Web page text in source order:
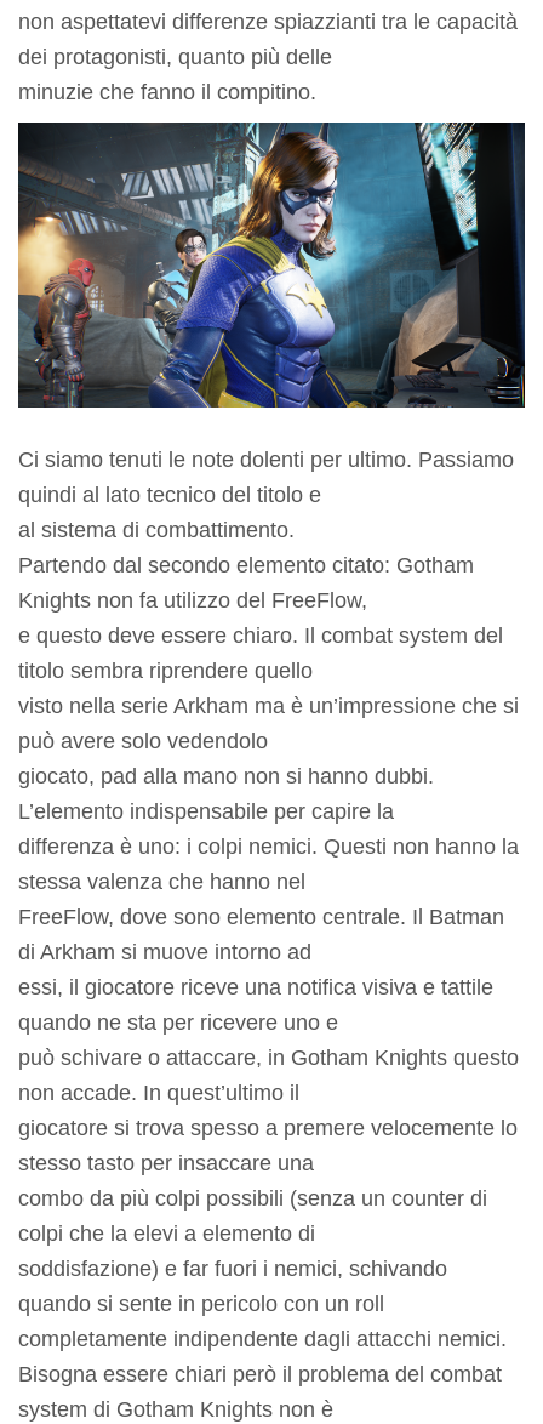
non aspettatevi differenze spiazzianti tra le capacità
dei protagonisti, quanto più delle
minuzie che fanno il compitino.
Ci siamo tenuti le note dolenti per ultimo. Passiamo
quindi al lato tecnico del titolo e
al sistema di combattimento.
Partendo dal secondo elemento citato: Gotham
Knights non fa utilizzo del FreeFlow,
e questo deve essere chiaro. Il combat system del
titolo sembra riprendere quello
visto nella serie Arkham ma è un’impressione che si
può avere solo vedendolo
giocato, pad alla mano non si hanno dubbi.
L’elemento indispensabile per capire la
differenza è uno: i colpi nemici. Questi non hanno la
stessa valenza che hanno nel
FreeFlow, dove sono elemento centrale. Il Batman
di Arkham si muove intorno ad
essi, il giocatore riceve una notifica visiva e tattile
quando ne sta per ricevere uno e
può schivare o attaccare, in Gotham Knights questo
non accade. In quest’ultimo il
giocatore si trova spesso a premere velocemente lo
stesso tasto per insaccare una
combo da più colpi possibili (senza un counter di
colpi che la elevi a elemento di
soddisfazione) e far fuori i nemici, schivando
quando si sente in pericolo con un roll
completamente indipendente dagli attacchi nemici.
Bisogna essere chiari però il problema del combat
system di Gotham Knights non è